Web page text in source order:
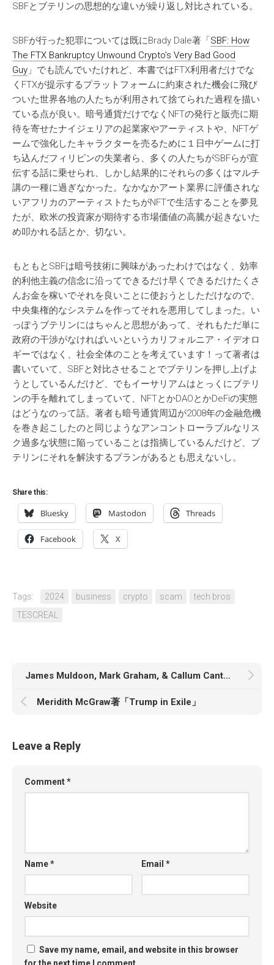
SBFとブテリンの思想的な違いが繰り返し対比されている。
SBFが行った犯罪については既にBrady Dale著「SBF: How
The FTX Bankruptcy Unwound Crypto’s Very Bad Good
Guy 」でも読んでいたけれど、本書ではFTX利用者だけでな
くFTXが提示するプラットフォームに約束された機会に飛び
ついた世界各地の人たちが利用されて捨てられた過程を描い
ている点が良い。暗号通貨だけでなくNFTの発行と販売に期
待を寄せたナイジェリアの起業家やアーティストや、NFTゲ
ームで強化したキャラクターを売るために１日中ゲームに打
ち込んだフィリピンの失業者ら、多くの人たちがSBFらが宣
伝する話に乗せられ、しかし結果的にそれらの多くはマルチ
講の一種に過ぎなかった。なかなかアート業界に評価されな
いアフリカのアーティストたちがNFTで生活することを夢見
たが、欧米の投資家が期待する市場価値の高騰が起きないた
め叩かれる話とか、切ない。
もともとSBFは暗号技術に興味があったわけではなく、効率
的利他主義の信念に沿ってできるだけ早くできるだけたくさ
んお金を稼いでそれを良いことに使おうとしただけなので、
中央集権的なシステムを作ってそれを悪用してしまった。い
っぽうブテリンにはちゃんと思想があって、それもただ単に
政府の干渉がなければいいというカリフォルニア・イデオロ
ギーではなく、社会全体のことを考えています！って著者は
書いていて、SBFと対比させることでブテリンを押し上げよ
うとしているんだけど、でもイーサリアムはとっくにブテリ
ンの手を離れてしまっていて、NFTとかDAOとかDeFiの実態
はどうなのって話。著者も暗号通貨周辺が2008年の金融危機
を巻き起こしたのと同じようなアンコントローラブルなリス
ク過多な状態に陥っていることは指摘しているんだけど、ブ
テリンにそれを解決するプランがあるとも思えないし。
Share this:
Bluesky Mastodon Threads
Facebook X
Tags: 2024 business crypto scam
tech bros
TESCREAL
James Muldoon, Mark Graham, & Callum Cant著「Feeding the Machine: The Hidden Human Labor Powering A.I.」
Meridith McGraw著「Trump in Exile」
Leave a Reply
Comment*
Name* Email*
Website
Save my name, email, and website in this browser